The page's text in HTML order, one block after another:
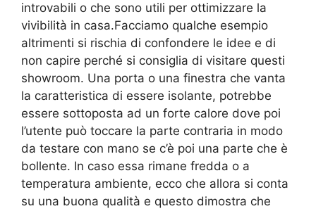
introvabili o che sono utili per ottimizzare la
vivibilità in casa.Facciamo qualche esempio
altrimenti si rischia di confondere le idee e di
non capire perché si consiglia di visitare questi
showroom. Una porta o una finestra che vanta
la caratteristica di essere isolante, potrebbe
essere sottoposta ad un forte calore dove poi
l’utente può toccare la parte contraria in modo
da testare con mano se c’è poi una parte che è
bollente. In caso essa rimane fredda o a
temperatura ambiente, ecco che allora si conta
su una buona qualità e questo dimostra che